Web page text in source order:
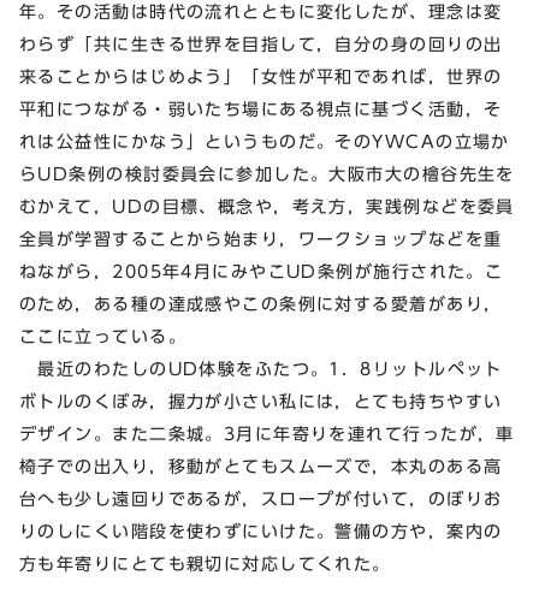
年。その活動は時代の流れとともに変化したが、理念は変
わらず「共に生きる世界を目指して，自分の身の回りの出
来ることからはじめよう」「女性が平和であれば，世界の
平和につながる・弱いたち場にある視点に基づく活動，そ
れは公益性にかなう」というものだ。そのYWCAの立場か
らUD条例の検討委員会に参加した。大阪市大の檜谷先生を
むかえて，UDの目標、概念や，考え方，実践例などを委員
全員が学習することから始まり，ワークショップなどを重
ねながら，2005年4月にみやこUD条例が施行された。こ
のため，ある種の達成感やこの条例に対する愛着があり，
ここに立っている。
最近のわたしのUD体験をふたつ。1．8リットルペット
ボトルのくぼみ，握力が小さい私には，とても持ちやすい
デザイン。また二条城。3月に年寄りを連れて行ったが，車
椅子での出入り，移動がとてもスムーズで，本丸のある高
台へも少し遠回りであるが，スロープが付いて，のぼりお
りのしにくい階段を使わずにいけた。警備の方や，案内の
方も年寄りにとても親切に対応してくれた。